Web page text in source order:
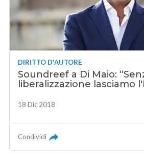
DIRITTO D'AUTORE
Soundreef a Di Maio:
liberalizzazione lasciamo
18 Dic 2018
Condividi